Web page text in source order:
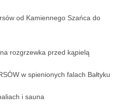
od Kamiennego Szańca do
rozgrzewka przed kąpielą
w spienionych falach Bałtyku
i sauna